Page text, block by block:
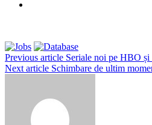
Previous article Seriale noi pe HBO
Next article Schimbare de ultim